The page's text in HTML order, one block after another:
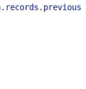
. records .